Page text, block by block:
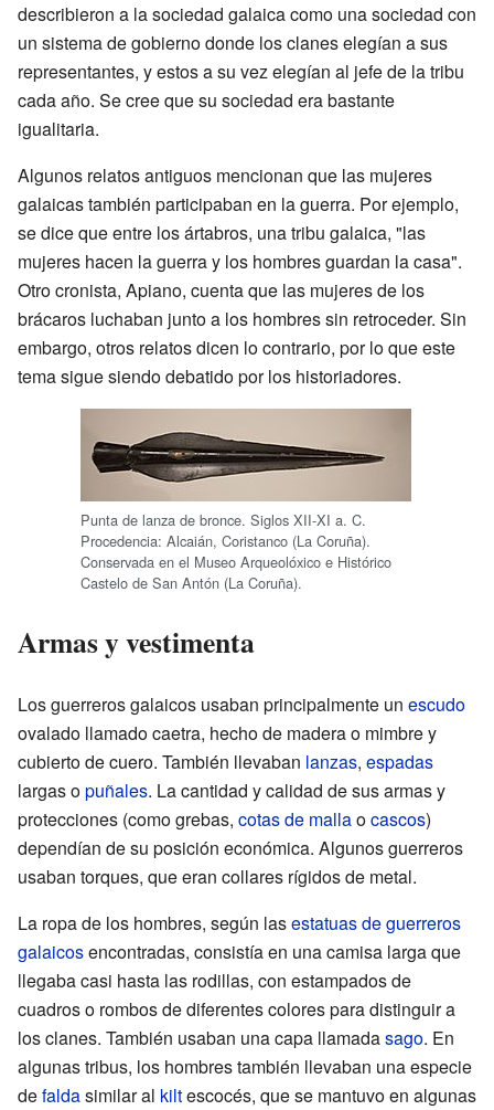
describieron a la sociedad galaica como una sociedad con
un sistema de gobierno donde los clanes elegían a sus
representantes, y estos a su vez elegían al jefe de la tribu
cada año. Se cree que su sociedad era bastante
igualitaria.
Algunos relatos antiguos mencionan que las mujeres
galaicas también participaban en la guerra. Por ejemplo,
se dice que entre los ártabros, una tribu galaica, "las
mujeres hacen la guerra y los hombres guardan la casa".
Otro cronista, Apiano, cuenta que las mujeres de los
brácaros luchaban junto a los hombres sin retroceder. Sin
embargo, otros relatos dicen lo contrario, por lo que este
tema sigue siendo debatido por los historiadores.
Punta de lanza de bronce. Siglos XII-XI a. C.
Procedencia: Alcaián, Coristanco (La Coruña).
Conservada en el Museo Arqueolóxico e Histórico
Castelo de San Antón (La Coruña).
Armas y vestimenta
Los guerreros galaicos usaban principalmente un escudo
ovalado llamado caetra, hecho de madera o mimbre y
cubierto de cuero. También llevaban lanzas, espadas
largas opuñales. La cantidad y calidad de sus armas y
protecciones (como grebas, cotas de mallaocascos)
dependían de su posición económica. Algunos guerreros
usaban torques, que eran collares rígidos de metal.
La ropa de los hombres, según lasestatuas de guerreros
galaicosencontradas, consistía en una camisa larga que
llegaba casi hasta las rodillas, con estampados de
cuadros o rombos de diferentes colores para distinguir a
los clanes. También usaban una capa llamadasago. En
algunas tribus, los hombres también llevaban una especie
defaldasimilar al kiltescocés, que se mantuvo en algunas